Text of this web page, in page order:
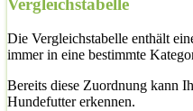
Vergleichstabelle
Die Vergleichstabelle enthält
immer in eine bestimmte
Bereits diese Zuordnung kann
Hundefutter erkennen.